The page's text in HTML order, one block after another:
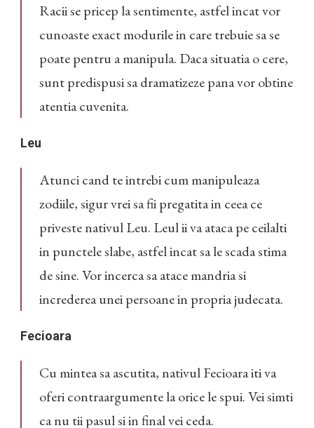
Racii se pricep la sentimente, astfel incat vor
cunoaste exact modurile in care trebuie sa se
poate pentru a manipula. Daca situatia o cere,
sunt predispusi sa dramatizeze pana vor obtine
atentia cuvenita.
Leu
Atunci cand te intrebi cum manipuleaza
zodiile, sigur vrei sa fii pregatita in ceea ce
priveste nativul Leu. Leul ii va ataca pe ceilalti
in punctele slabe, astfel incat sa le scada stima
de sine. Vor incerca sa atace mandria si
increderea unei persoane in propria judecata.
Fecioara
Cu mintea sa ascutita, nativul Fecioara iti va
oferi contraargumente la orice le spui. Vei simti
ca nu tii pasul si in final vei ceda.